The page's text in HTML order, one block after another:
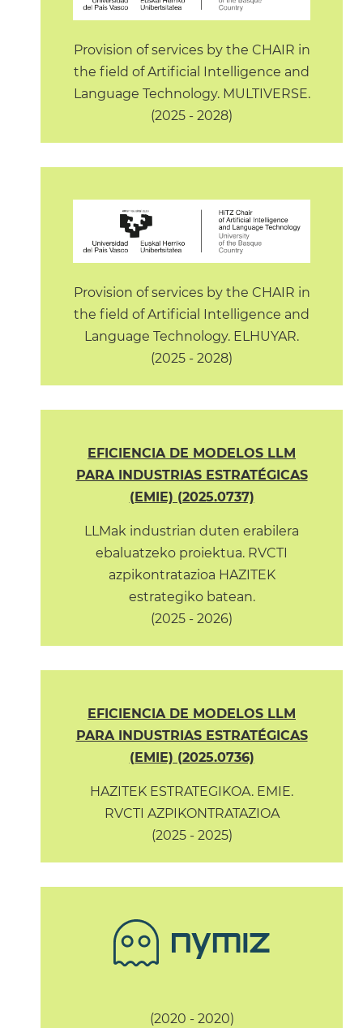
Provision of services by the CHAIR in
the field of Artificial Intelligence and
Language Technology. MULTIVERSE.
(2025 - 2028)
Provision of services by the CHAIR in
the field of Artificial Intelligence and
Language Technology. ELHUYAR.
(2025 - 2028)
EFICIENCIA DE MODELOS LLM
PARA INDUSTRIAS ESTRATÉGICAS
(EMIE) (2025.0737)
LLMak industrian duten erabilera
ebaluatzeko proiektua. RVCTI
azpikontratazioa HAZITEK
estrategiko batean.
(2025 - 2026)
EFICIENCIA DE MODELOS LLM
PARA INDUSTRIAS ESTRATÉGICAS
(EMIE) (2025.0736)
HAZITEK ESTRATEGIKOA. EMIE.
RVCTI AZPIKONTRATAZIOA
(2025 - 2025)
(2020 - 2020)